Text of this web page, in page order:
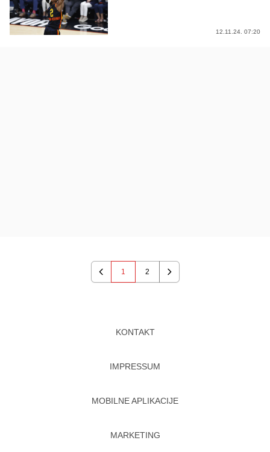
12.11.24. 07:20
Previous
1 2
Next
KONTAKT
IMPRESSUM
MOBILNE APLIKACIJE
MARKETING